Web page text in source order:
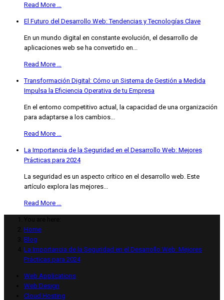
Read More …
El Futuro del Desarrollo Web: Tendencias y Tecnologías Clave
En un mundo digital en constante evolución, el desarrollo de
aplicaciones web se ha convertido en...
Read More …
Transformación Digital: Cómo un Sistema de Gestión a Medida
Impulsa la Eficiencia Operativa de tu Empresa
En el entorno competitivo actual, la capacidad de una organización
para adaptarse a los cambios...
Read More …
La Importancia de la Seguridad en el Desarrollo Web: Mejores
Prácticas para 2024
La seguridad es un aspecto crítico en el desarrollo web. Este
artículo explora las mejores...
Read More …
Home
Blog
La Importancia de la Seguridad en el Desarrollo Web: Mejores
Prácticas para 2024
Web Applications
Web Design
Cloud Hosting